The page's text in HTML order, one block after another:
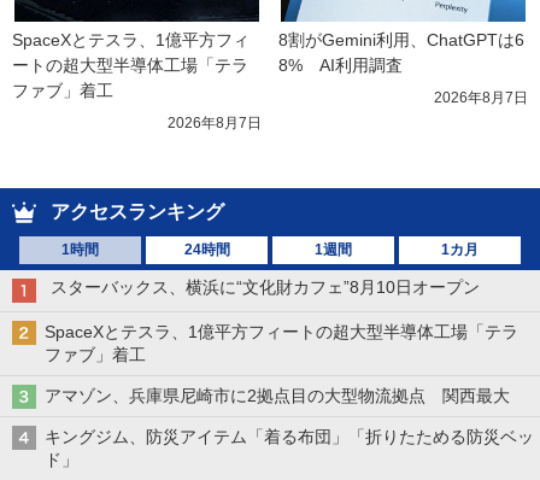
SpaceXとテスラ、1億平方フィ
ートの超大型半導体工場「テラ
ファブ」着工
2026年8月7日
8割がGemini利用、ChatGPTは6
8%　AI利用調査
2026年8月7日
アクセスランキング
1時間 24時間 1週間 1カ月
スターバックス、横浜に“文化財カフェ”8月10日オープン
SpaceXとテスラ、1億平方フィートの超大型半導体工場「テラ
ファブ」着工
アマゾン、兵庫県尼崎市に2拠点目の大型物流拠点 関西最大
キングジム、防災アイテム「着る布団」「折りたためる防災ベッ
ド」